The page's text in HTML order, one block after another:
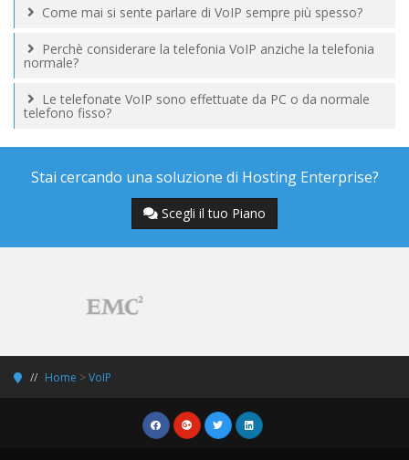
Come mai si sente parlare di VoIP sempre più spesso?
Perchè considerare la telefonia VoIP anziche la telefonia
normale?
Le telefonate VoIP sono effettuate da PC o da normale
telefono fisso?
Stai cercando una soluzione di Hosting Enterprise?
Scegli il tuo Piano
Home >VoIP